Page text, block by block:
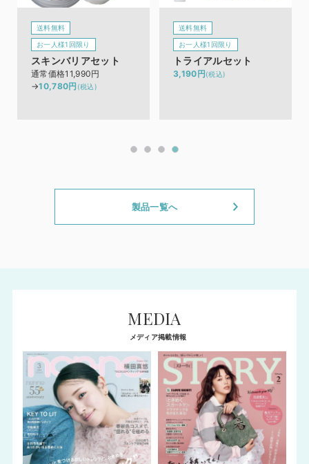
送料無料
お一人様1回限り
スキンバリアセット
通常価格11,990円
→10,780円 (税込)
送料無料
お一人様1回限り
トライアルセット
3,190円(税込)
製品一覧へ
MEDIA
メディア掲載情報